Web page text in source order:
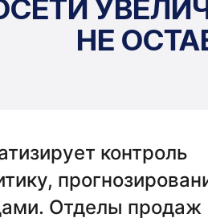
НЕ
контроль
Отделы продаж